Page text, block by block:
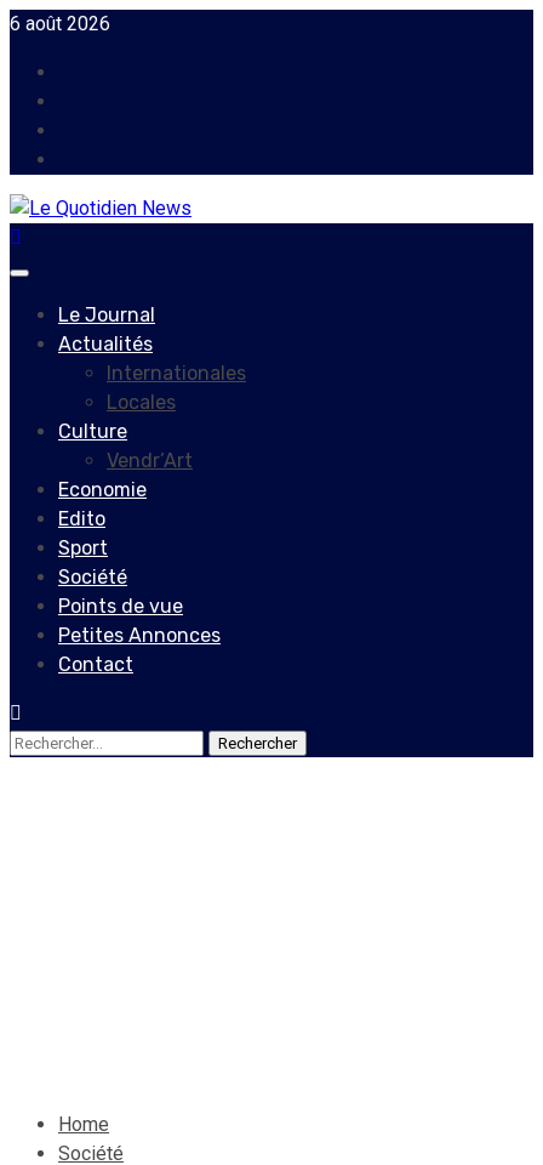
Skip
content
6 août 2026
Primary
Le Journal
Actualités
Internationales
Locales
Culture
Vendr’Art
Economie
Edito
Sport
Société
Points de vue
Petites Annonces
Contact
Rechercher :
Home
Société